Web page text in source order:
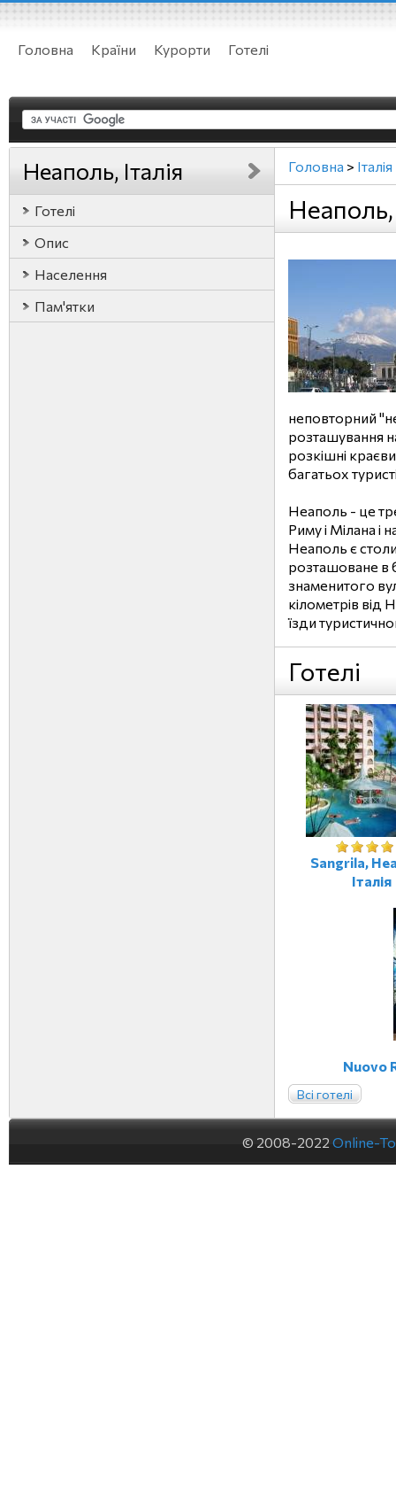
Головна Країни Курорти Готелі
Неаполь, Італія
Готелі
Опис
Населення
Пам'ятки
Головна > Італія
Неаполь,
неповторний
розташування
розкішні
багатьох
Неаполь - це
Риму і Мілана і
Неаполь є
розташоване в
знаменитого
кілометрів
їзди
Готелі
Sangrila,
Італія
Nuovo
Всі готелі
© 2008-2022 Online-